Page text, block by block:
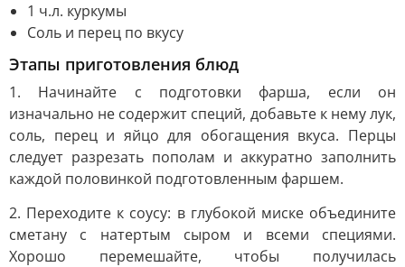
1 ч.л. куркумы
Соль и перец по вкусу
Этапы приготовления блюд
1. Начинайте с подготовки фарша, если он
изначально не содержит специй, добавьте к нему лук,
соль, перец и яйцо для обогащения вкуса. Перцы
следует разрезать пополам и аккуратно заполнить
каждой половинкой подготовленным фаршем.
2. Переходите к соусу: в глубокой миске объедините
сметану с натертым сыром и всеми специями.
Хорошо перемешайте, чтобы получилась